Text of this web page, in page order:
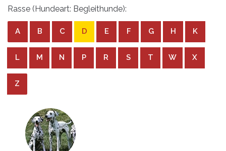
Rasse (Hundeart: Begleithunde):
A B C D E F G H K
L M N P R S T W X
Z